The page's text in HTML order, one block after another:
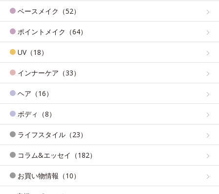
ベースメイク（52）
ポイントメイク（64）
UV（18）
インナーケア（33）
ヘア（16）
ボディ（8）
ライフスタイル（23）
コラム&エッセイ（182）
お買い物情報（10）